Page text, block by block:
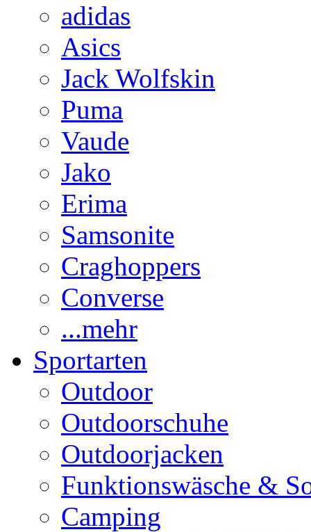
adidas
Asics
Jack Wolfskin
Puma
Vaude
Jako
Erima
Samsonite
Craghoppers
Converse
...mehr
Sportarten
Outdoor
Outdoorschuhe
Outdoorjacken
Funktionswäsche &
Camping